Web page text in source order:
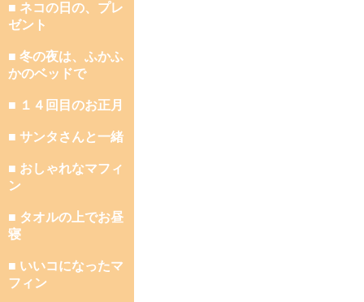
■ ネコの日の、プレ
ゼント
■ 冬の夜は、ふかふ
かのベッドで
■ １４回目のお正月
■ サンタさんと一緒
■ おしゃれなマフィ
ン
■ タオルの上でお昼
寝
■ いいコになったマ
フィン